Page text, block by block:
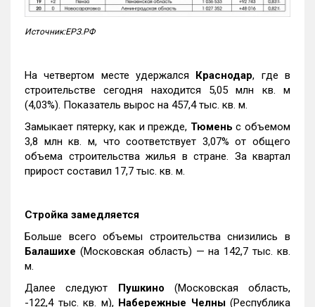
Источник:ЕРЗ.РФ
На четвертом месте удержался Краснодар, где в
строительстве сегодня находится 5,05 млн кв. м
(4,03%). Показатель вырос на 457,4 тыс. кв. м.
Замыкает пятерку, как и прежде, Тюмень с объемом
3,8 млн кв. м, что соответствует 3,07% от общего
объема строительства жилья в стране. За квартал
прирост составил 17,7 тыс. кв. м.
Стройка замедляется
Больше всего объемы строительства снизились в
Балашихе (Московская область) — на 142,7 тыс. кв.
м.
Далее следуют Пушкино (Московская область,
-122,4 тыс. кв. м), Набережные Челны(Республика